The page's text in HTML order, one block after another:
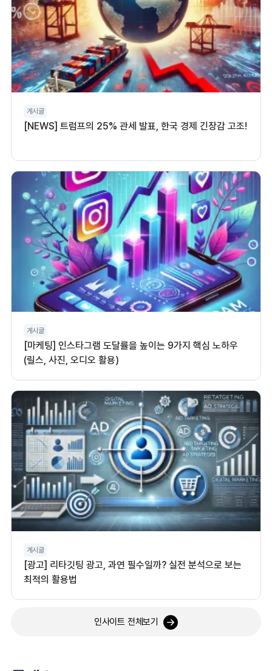
게시글
[NEWS] 트럼프의 25% 관세 발표, 한국 경제 긴장감 고조!
게시글
[마케팅] 인스타그램 도달률을 높이는 9가지 핵심 노하우
(릴스, 사진, 오디오 활용)
게시글
[광고] 리타깃팅 광고, 과연 필수일까? 실전 분석으로 보는
최적의 활용법
인사이트 전체보기